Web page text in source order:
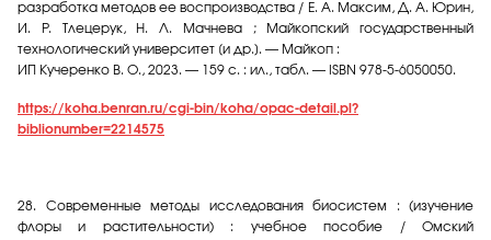
разработка методов ее воспроизводства / Е. А. Максим, Д. А. Юрин,
И. Р. Тлецерук, Н. Л. Мачнева ; Майкопский государственный
технологический университет [и др.]. — Майкоп :
ИП Кучеренко В. О., 2023. — 159 с. : ил., табл. — ISBN 978-5-6050050.
https://koha.benran.ru/cgi-bin/koha/opac-detail.pl?
biblionumber=2214575
28. Современные методы исследования биосистем : (изучение
флоры и растительности) : учебное пособие / Омский